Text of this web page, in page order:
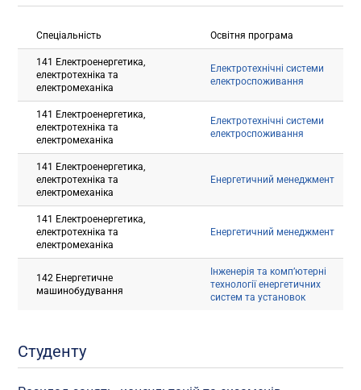
Спеціальність Освітня програма
141 Електроенергетика,
електротехніка та
електромеханіка
Електротехнічні системи
електроспоживання
141 Електроенергетика,
електротехніка та
електромеханіка
Електротехнічні системи
електроспоживання
141 Електроенергетика,
електротехніка та
електромеханіка
Енергетичний менеджмент
141 Електроенергетика,
електротехніка та
електромеханіка
Енергетичний менеджмент
142 Енергетичне
машинобудування
Інженерія та комп’ютерні
технології енергетичних
систем та установок
Студенту